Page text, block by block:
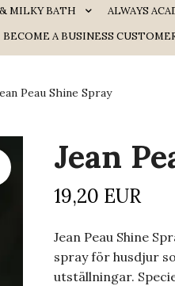
MILKY BATH ALWAYS
BECOME A BUSINESS
Peau Shine Spray
Jean
19,20 EUR
Jean Peau Shine
spray för husdjur
utställningar.